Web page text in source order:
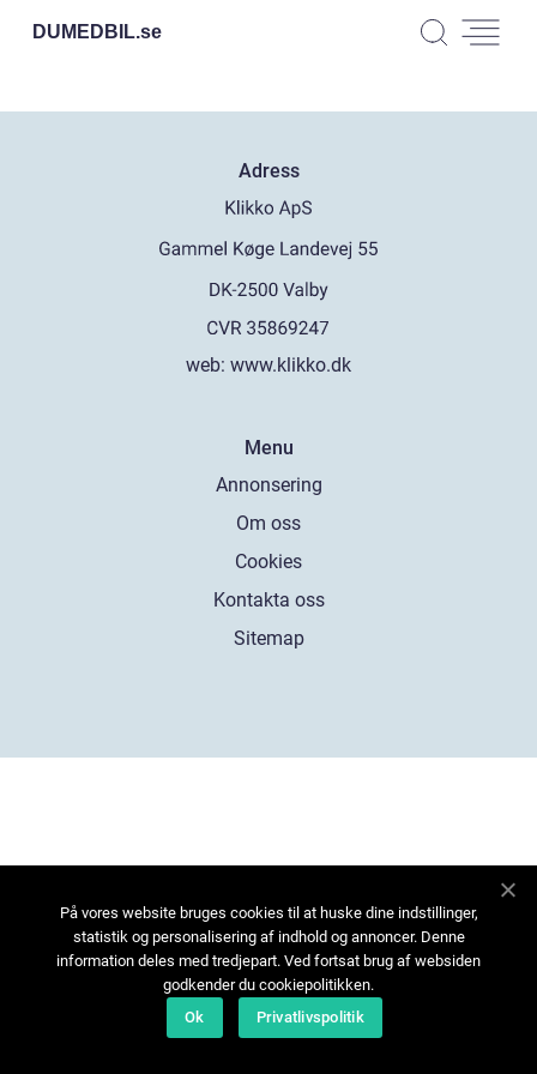
DUMEDBIL.se
Adress
web: www.klikko.dk
Menu
Annonsering
Om oss
Cookies
Kontakta oss
Sitemap
På vores website bruges cookies til at huske dine indstillinger,
statistik og personalisering af indhold og annoncer. Denne
information deles med tredjepart. Ved fortsat brug af websiden
godkender du cookiepolitikken.
Ok
Privatlivspolitik